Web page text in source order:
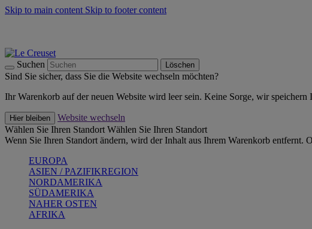
Skip to main content Skip to footer content
Suchen Löschen
Sind Sie sicher, dass Sie die Website wechseln möchten?
Ihr Warenkorb auf der neuen Website wird leer sein. Keine Sorge, wir
Hier bleiben
Website wechseln
Wählen Sie Ihren Standort Wählen Sie Ihren Standort
Wenn Sie Ihren Standort ändern, wird der Inhalt aus Ihrem Warenkorb
EUROPA
ASIEN / PAZIFIKREGION
NORDAMERIKA
SÜDAMERIKA
NAHER OSTEN
AFRIKA